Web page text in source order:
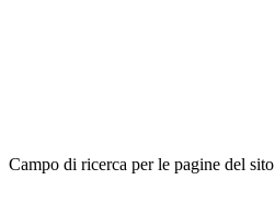
Campo di ricerca per le pagine del sito